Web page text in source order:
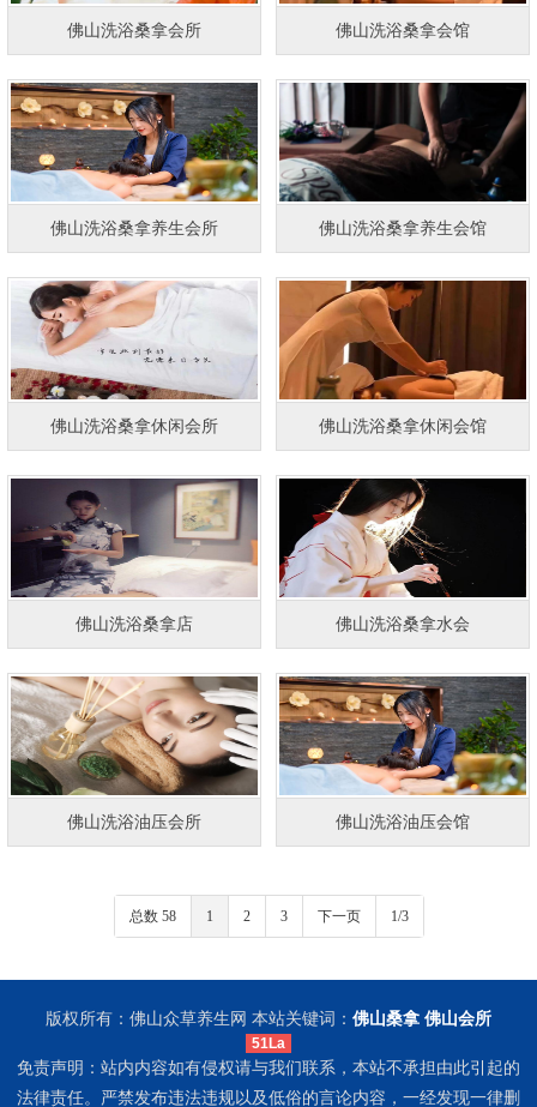
佛山洗浴桑拿会所 佛山洗浴桑拿会馆
佛山洗浴桑拿养生会所 佛山洗浴桑拿养生会馆
佛山洗浴桑拿休闲会所 佛山洗浴桑拿休闲会馆
佛山洗浴桑拿店 佛山洗浴桑拿水会
佛山洗浴油压会所 佛山洗浴油压会馆
总数 58 1 2 3 下一页 1/3
版权所有：佛山众草养生网 本站关键词： 佛山桑拿 佛山会所
51La
免责声明：站内内容如有侵权请与我们联系，本站不承担由此引起的
法律责任。严禁发布违法违规以及低俗的言论内容，一经发现一律删